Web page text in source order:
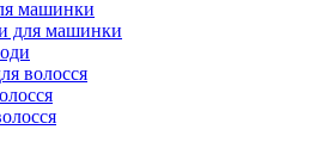
машинки
для машинки
волосся